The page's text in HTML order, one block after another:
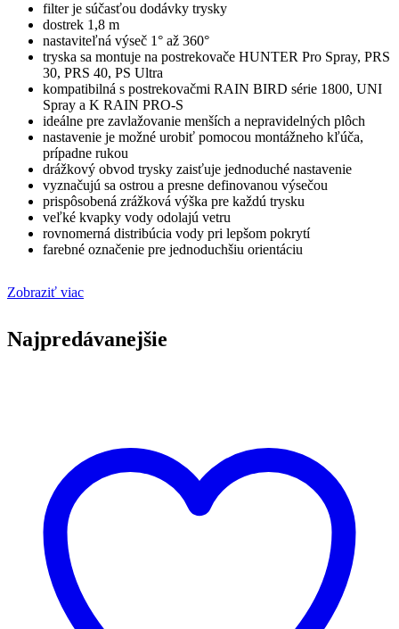
filter je súčasťou dodávky trysky
dostrek 1,8 m
nastaviteľná výseč 1° až 360°
tryska sa montuje na postrekovače HUNTER Pro Spray, PRS
30, PRS 40, PS Ultra
kompatibilná s postrekovačmi RAIN BIRD série 1800, UNI
Spray a K RAIN PRO-S
ideálne pre zavlažovanie menších a nepravidelných plôch
nastavenie je možné urobiť pomocou montážneho kľúča,
prípadne rukou
drážkový obvod trysky zaisťuje jednoduché nastavenie
vyznačujú sa ostrou a presne definovanou výsečou
prispôsobená zrážková výška pre každú trysku
veľké kvapky vody odolajú vetru
rovnomerná distribúcia vody pri lepšom pokrytí
farebné označenie pre jednoduchšiu orientáciu
Zobraziť viac
Najpredávanejšie